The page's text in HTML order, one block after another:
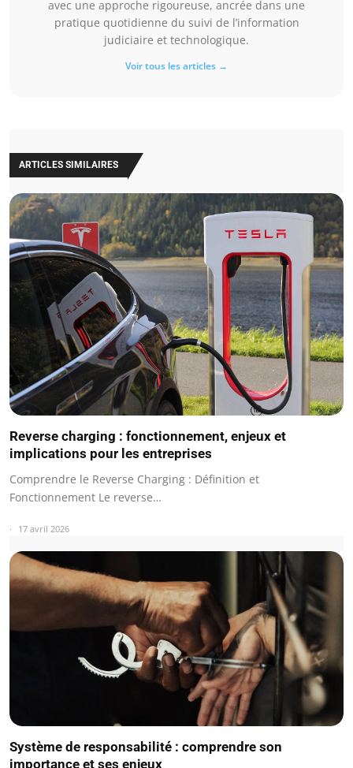
avec une approche rigoureuse, ancrée dans une
pratique quotidienne du suivi de l’information
judiciaire et technologique.
Voir tous les articles →
ARTICLES SIMILAIRES
Reverse charging : fonctionnement, enjeux et
implications pour les entreprises
Comprendre le Reverse Charging : Définition et
Fonctionnement Le reverse…
17 avril 2026
Système de responsabilité : comprendre son
importance et ses enjeux